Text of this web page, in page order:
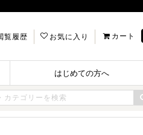
覧履歴 お気に入り カート
はじめての方へ